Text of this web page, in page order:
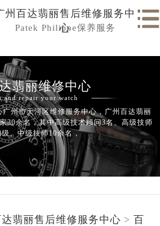
州百达翡丽售后维修服务中
心
Patek Philippe保养服务
翡丽维修中心
and repair your watch
州市天河区维修服务中心，广州百达翡丽
30余名，其中高级技术顾问3名、高级技师
级、中级技师10余名，
翡丽售后维修服务中心 > 百